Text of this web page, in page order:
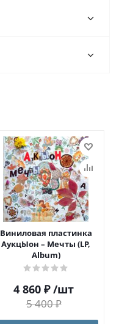
Виниловая пластинка
АукцЫон – Мечты (LP,
Album)
4 860 ₽ /шт
5 400₽